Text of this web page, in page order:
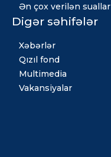
Ən çox verilən suallar
Digər səhifələr
Xəbərlər
Qızıl fond
Multimedia
Vakansiyalar